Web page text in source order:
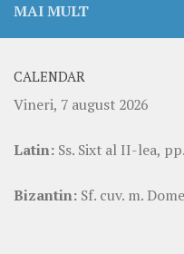
MAI MULT
CALENDAR
Vineri, 7 august 2026
Latin: Ss. Sixt al II-lea,
Bizantin: Sf. cuv. m.